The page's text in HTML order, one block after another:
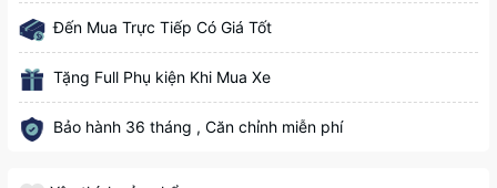
Đến Mua Trực Tiếp Có Giá Tốt
Tặng Full Phụ kiện Khi Mua Xe
Bảo hành 36 tháng , Căn chỉnh miễn phí